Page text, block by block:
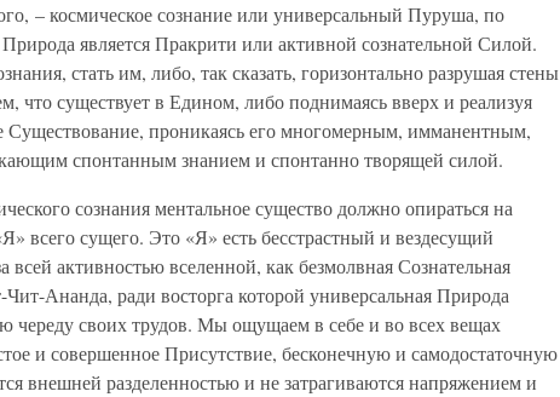
– космическое сознание или универсальный Пуруша, по
является Пракрити или активной сознательной Силой.
стать им, либо, так сказать, горизонтально разрушая стены
что существует в Едином, либо поднимаясь вверх и реализуя
Существование, проникаясь его многомерным, имманентным,
спонтанным знанием и спонтанно творящей силой.
сознания ментальное существо должно опираться на
всего сущего. Это «Я» есть бесстрастный и вездесущий
активностью вселенной, как безмолвная Сознательная
Ананда, ради восторга которой универсальная Природа
череду своих трудов. Мы ощущаем в себе и во всех вещах
и совершенное Присутствие, бесконечную и самодостаточную
внешней разделенностью и не затрагиваются напряжением и